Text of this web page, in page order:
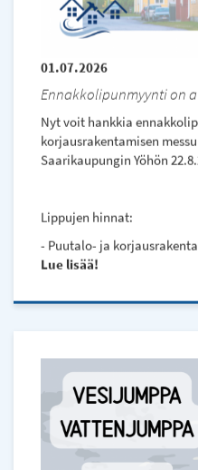
01.07.2026
Ennakkolipunmyynti on
Nyt voit hankkia
korjausrakentamisen
Saarikaupungin Yöhön
Lippujen hinnat:
- Puutalo- ja
Lue lisää